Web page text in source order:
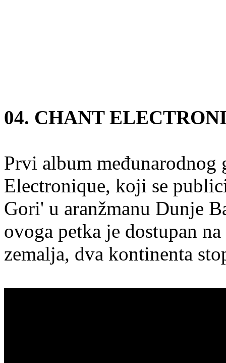
04. CHANT
Prvi album
Electronique, koji se
Gori' u aranžmanu Dunje
ovoga petka je dostupan
zemalja, dva kontinenta